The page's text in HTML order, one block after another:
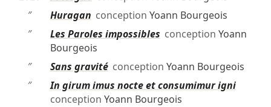
″
Huragan conception Yoann Bourgeois
″
Les Paroles impossibles conception Yoann
Bourgeois
″
Sans gravitéconception Yoann Bourgeois
″
In girum imus nocte et consumimur igni
conception Yoann Bourgeois